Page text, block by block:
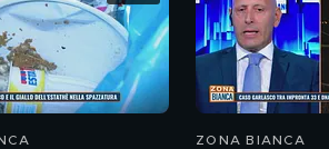
ZONA BIANCA